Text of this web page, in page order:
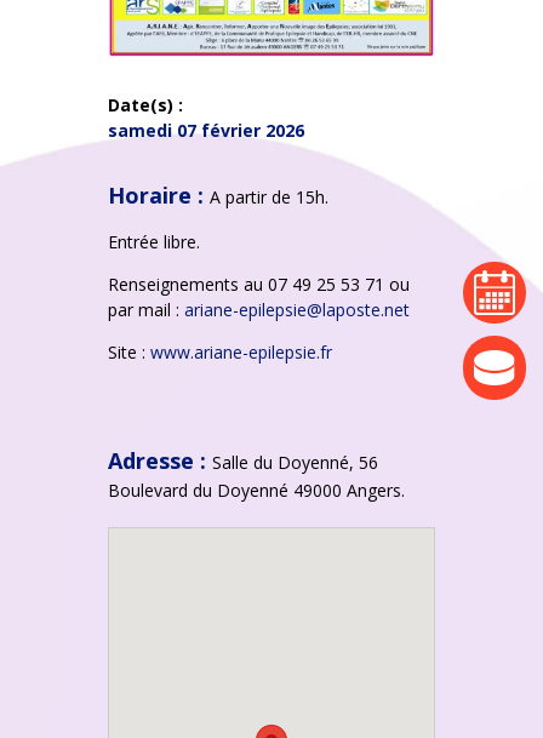
agenda
Date(s) :
samedi 07 février 2026
Horaire : A partir de 15h.
Entrée libre.
Renseignements au 07 49 25 53 71 ou
par mail : ariane-epilepsie@laposte.net
Site : www.ariane-epilepsie.fr
Adresse : Salle du Doyenné, 56
Boulevard du Doyenné 49000 Angers.